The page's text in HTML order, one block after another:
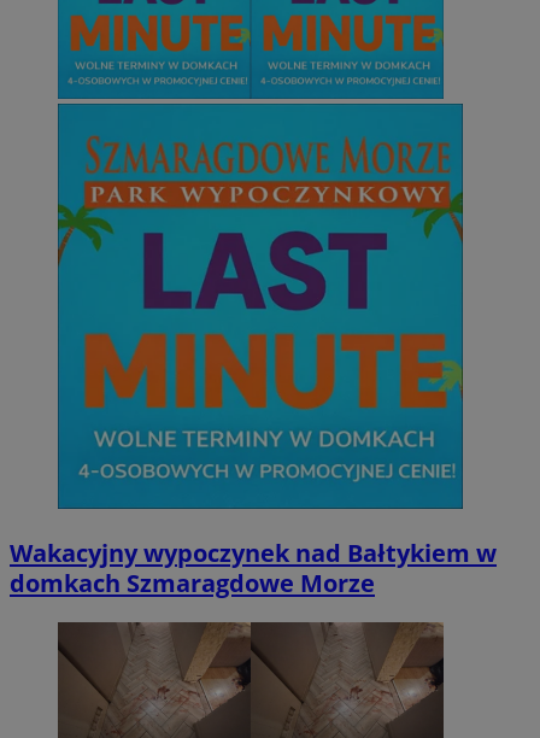
Wakacyjny wypoczynek nad Bałtykiem w
domkach Szmaragdowe Morze